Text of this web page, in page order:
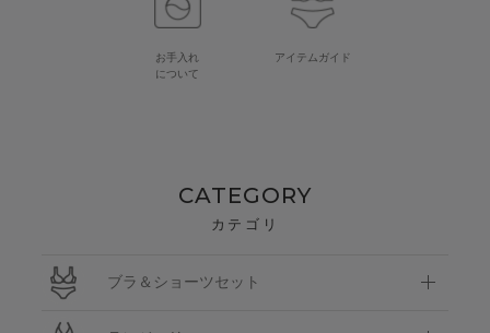
お手入れ
について
アイテムガイド
CATEGORY
カテゴリ
ブラ＆ショーツセット